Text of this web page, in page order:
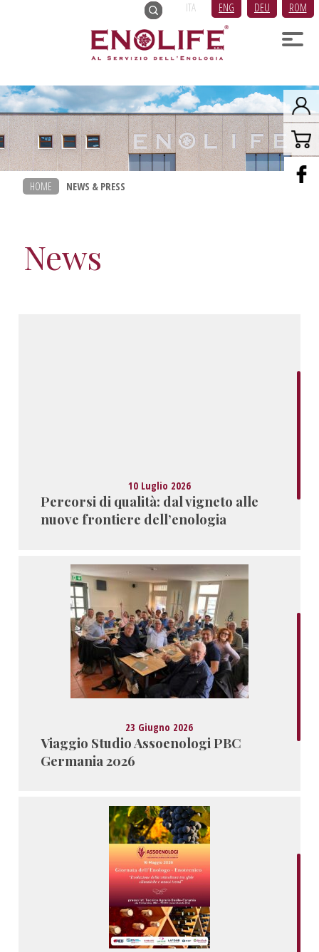
ITA ENG DEU ROM
HOME NEWS & PRESS
News
10 Luglio 2026
Percorsi di qualità: dal vigneto alle
nuove frontiere dell’enologia
23 Giugno 2026
Viaggio Studio Assoenologi PBC
Germania 2026